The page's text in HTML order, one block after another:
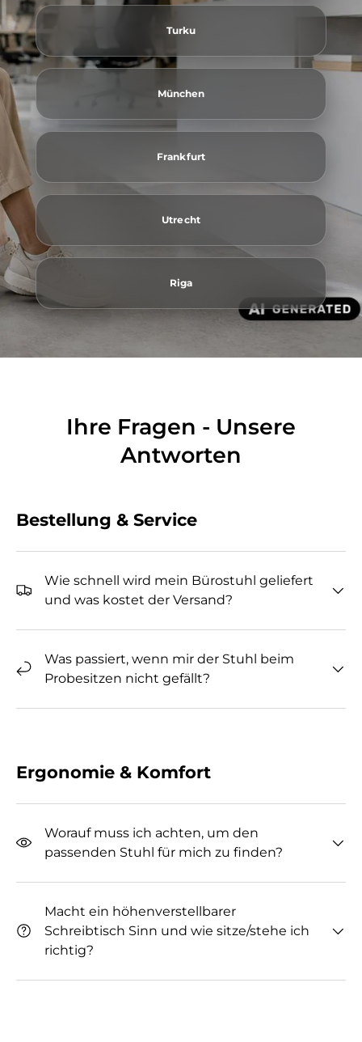
Turku
München
Frankfurt
Utrecht
Riga
Ihre Fragen - Unsere
Antworten
Bestellung & Service
Wie schnell wird mein Bürostuhl geliefert
und was kostet der Versand?
Was passiert, wenn mir der Stuhl beim
Probesitzen nicht gefällt?
Ergonomie & Komfort
Worauf muss ich achten, um den
passenden Stuhl für mich zu finden?
Macht ein höhenverstellbarer
Schreibtisch Sinn und wie sitze/stehe ich
richtig?